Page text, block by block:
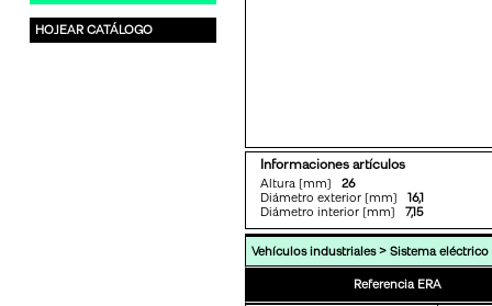
HOJEAR CATÁLOGO
Informaciones artículos
Altura [mm] 26
Diámetro exterior [mm] 16,1
Diámetro interior [mm] 7,15
Vehículos industriales> Sistema eléctrico
Referencia ERA